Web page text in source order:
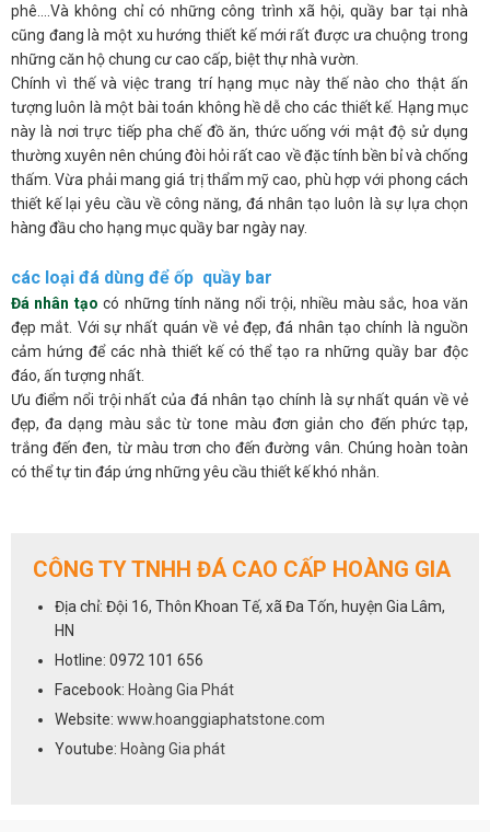
phê….Và không chỉ có những công trình xã hội, quầy bar tại nhà
cũng đang là một xu hướng thiết kế mới rất được ưa chuộng trong
những căn hộ chung cư cao cấp, biệt thự nhà vườn.
Chính vì thế và việc trang trí hạng mục này thế nào cho thật ấn
tượng luôn là một bài toán không hề dễ cho các thiết kế. Hạng mục
này là nơi trực tiếp pha chế đồ ăn, thức uống với mật độ sử dụng
thường xuyên nên chúng đòi hỏi rất cao về đặc tính bền bỉ và chống
thấm. Vừa phải mang giá trị thẩm mỹ cao, phù hợp với phong cách
thiết kế lại yêu cầu về công năng, đá nhân tạo luôn là sự lựa chọn
hàng đầu cho hạng mục quầy bar ngày nay.
các loại đá dùng để ốp quầy bar
Đá nhân tạo có những tính năng nổi trội, nhiều màu sắc, hoa văn
đẹp mắt. Với sự nhất quán về vẻ đẹp, đá nhân tạo chính là nguồn
cảm hứng để các nhà thiết kế có thể tạo ra những quầy bar độc
đáo, ấn tượng nhất.
Ưu điểm nổi trội nhất của đá nhân tạo chính là sự nhất quán về vẻ
đẹp, đa dạng màu sắc từ tone màu đơn giản cho đến phức tạp,
trắng đến đen, từ màu trơn cho đến đường vân. Chúng hoàn toàn
có thể tự tin đáp ứng những yêu cầu thiết kế khó nhằn.
khai thác và chế tác theo công nghệ tiên tiến giúp giữ kết cấu
duy nhất. Chắc chắn rằng bạn không thể tìm được hai tấm đá tự
nhiên nào giống nhau.
Khả năng chịu nhiệt, chịu va đập, chịu áp suất cao của quầy bar ốp
bằng đá tự nhiên cũng cực kỳ tốt. Bạn có thể thoải mái pha chế,
nấu nướng mà không cần lo lắng gì cả. Ngoài ra, cách bảo quản và
khăn ẩm lau hoặc các hóa chất vệ sinh nhẹ nhàng làm sạch là
CÔNG TY TNHH ĐÁ CAO CẤP HOÀNG GIA
Địa chỉ: Đội 16, Thôn Khoan Tế, xã Đa Tốn, huyện Gia Lâm,
HN
Hotline: 0972 101 656
Facebook: Hoàng Gia Phát
Website: www.hoanggiaphatstone.com
Youtube: Hoàng Gia phát